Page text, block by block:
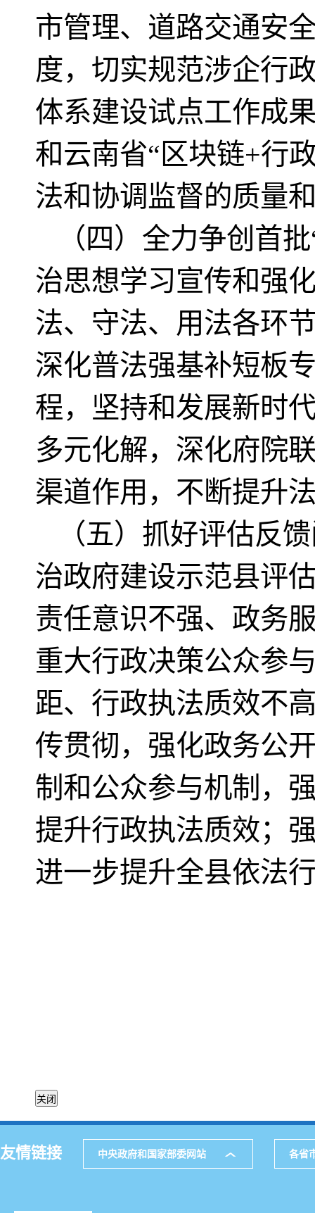
市管理、道路交通安
度，切实规范涉企行
体系建设试点工作成
和云南省“区块链+行
法和协调监督的质量
（四）全力争创首
治思想学习宣传和强
法、守法、用法各环
深化普法强基补短板
程，坚持和发展新时
多元化解，深化府院
渠道作用，不断提升
（五）抓好评估反
治政府建设示范县评
责任意识不强、政务
重大行政决策公众参
距、行政执法质效不
传贯彻，强化政务公
制和公众参与机制，
提升行政执法质效；
进一步提升全县依法
友情链接 中央政府和国家部委网站 各省